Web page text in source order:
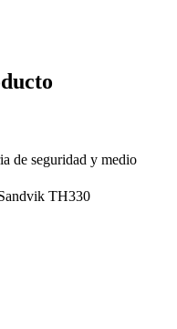
de seguridad y medio
TH330